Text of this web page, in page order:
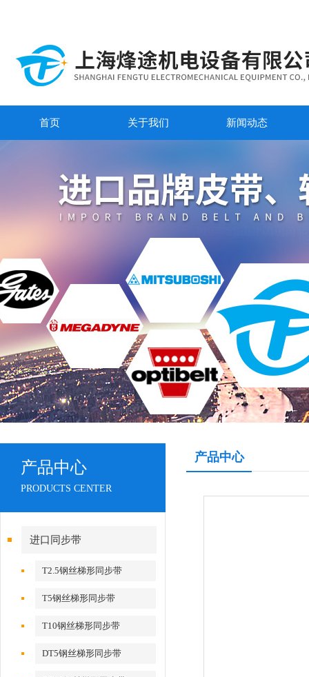
首页 关于我们 新闻动态
产品中心
PRODUCTS CENTER
进口同步带
T2.5钢丝梯形同步带
T5钢丝梯形同步带
T10钢丝梯形同步带
DT5钢丝梯形同步带
产品中心